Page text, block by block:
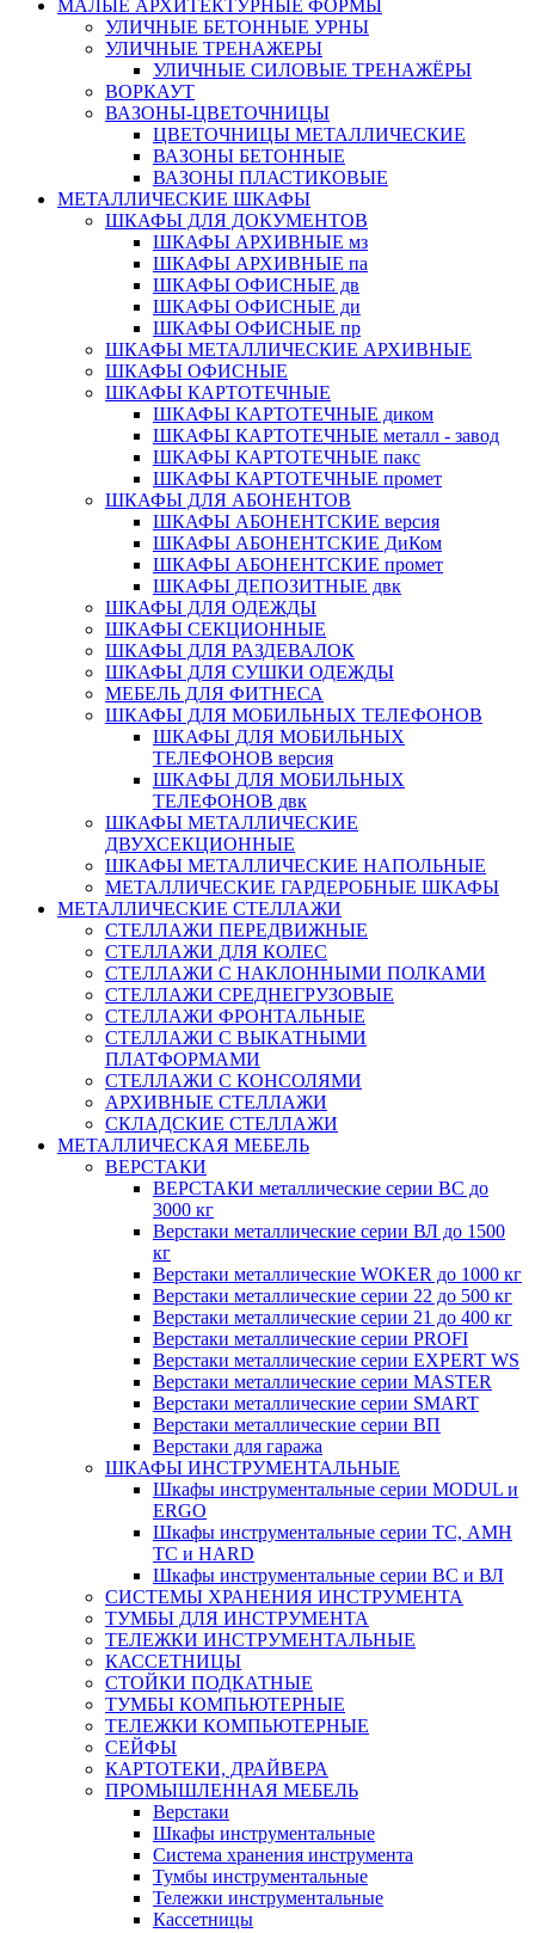
МАЛЫЕ АРХИТЕКТУРНЫЕ ФОРМЫ
УЛИЧНЫЕ БЕТОННЫЕ УРНЫ
УЛИЧНЫЕ ТРЕНАЖЕРЫ
УЛИЧНЫЕ СИЛОВЫЕ ТРЕНАЖЁРЫ
ВОРКАУТ
ВАЗОНЫ-ЦВЕТОЧНИЦЫ
ЦВЕТОЧНИЦЫ МЕТАЛЛИЧЕСКИЕ
ВАЗОНЫ БЕТОННЫЕ
ВАЗОНЫ ПЛАСТИКОВЫЕ
МЕТАЛЛИЧЕСКИЕ ШКАФЫ
ШКАФЫ ДЛЯ ДОКУМЕНТОВ
ШКАФЫ АРХИВНЫЕ мз
ШКАФЫ АРХИВНЫЕ па
ШКАФЫ ОФИСНЫЕ дв
ШКАФЫ ОФИСНЫЕ ди
ШКАФЫ ОФИСНЫЕ пр
ШКАФЫ МЕТАЛЛИЧЕСКИЕ АРХИВНЫЕ
ШКАФЫ ОФИСНЫЕ
ШКАФЫ КАРТОТЕЧНЫЕ
ШКАФЫ КАРТОТЕЧНЫЕ диком
ШКАФЫ КАРТОТЕЧНЫЕ металл - завод
ШКАФЫ КАРТОТЕЧНЫЕ пакс
ШКАФЫ КАРТОТЕЧНЫЕ промет
ШКАФЫ ДЛЯ АБОНЕНТОВ
ШКАФЫ АБОНЕНТСКИЕ версия
ШКАФЫ АБОНЕНТСКИЕ ДиКом
ШКАФЫ АБОНЕНТСКИЕ промет
ШКАФЫ ДЕПОЗИТНЫЕ двк
ШКАФЫ ДЛЯ ОДЕЖДЫ
ШКАФЫ СЕКЦИОННЫЕ
ШКАФЫ ДЛЯ РАЗДЕВАЛОК
ШКАФЫ ДЛЯ СУШКИ ОДЕЖДЫ
МЕБЕЛЬ ДЛЯ ФИТНЕСА
ШКАФЫ ДЛЯ МОБИЛЬНЫХ ТЕЛЕФОНОВ
ШКАФЫ ДЛЯ МОБИЛЬНЫХ
ТЕЛЕФОНОВ версия
ШКАФЫ ДЛЯ МОБИЛЬНЫХ
ТЕЛЕФОНОВ двк
ШКАФЫ МЕТАЛЛИЧЕСКИЕ
ДВУХСЕКЦИОННЫЕ
ШКАФЫ МЕТАЛЛИЧЕСКИЕ НАПОЛЬНЫЕ
МЕТАЛЛИЧЕСКИЕ ГАРДЕРОБНЫЕ ШКАФЫ
МЕТАЛЛИЧЕСКИЕ СТЕЛЛАЖИ
СТЕЛЛАЖИ ПЕРЕДВИЖНЫЕ
СТЕЛЛАЖИ ДЛЯ КОЛЕС
СТЕЛЛАЖИ С НАКЛОННЫМИ ПОЛКАМИ
СТЕЛЛАЖИ СРЕДНЕГРУЗОВЫЕ
СТЕЛЛАЖИ ФРОНТАЛЬНЫЕ
СТЕЛЛАЖИ С ВЫКАТНЫМИ
ПЛАТФОРМАМИ
СТЕЛЛАЖИ С КОНСОЛЯМИ
АРХИВНЫЕ СТЕЛЛАЖИ
СКЛАДСКИЕ СТЕЛЛАЖИ
МЕТАЛЛИЧЕСКАЯ МЕБЕЛЬ
ВЕРСТАКИ
ВЕРСТАКИ металлические серии ВС до
3000 кг
Верстаки металлические серии ВЛ до 1500
кг
Верстаки металлические WOKER до 1000 кг
Верстаки металлические серии 22 до 500 кг
Верстаки металлические серии 21 до 400 кг
Верстаки металлические серии PROFI
Верстаки металлические серии EXPERT WS
Верстаки металлические серии MASTER
Верстаки металлические серии SMART
Верстаки металлические серии ВП
Верстаки для гаража
ШКАФЫ ИНСТРУМЕНТАЛЬНЫЕ
Шкафы инструментальные серии MODUL и
ERGO
Шкафы инструментальные серии ТС, АМН
ТС и HARD
Шкафы инструментальные серии ВС и ВЛ
СИСТЕМЫ ХРАНЕНИЯ ИНСТРУМЕНТА
ТУМБЫ ДЛЯ ИНСТРУМЕНТА
ТЕЛЕЖКИ ИНСТРУМЕНТАЛЬНЫЕ
КАССЕТНИЦЫ
СТОЙКИ ПОДКАТНЫЕ
ТУМБЫ КОМПЬЮТЕРНЫЕ
ТЕЛЕЖКИ КОМПЬЮТЕРНЫЕ
СЕЙФЫ
КАРТОТЕКИ, ДРАЙВЕРА
ПРОМЫШЛЕННАЯ МЕБЕЛЬ
Верстаки
Шкафы инструментальные
Система хранения инструмента
Тумбы инструментальные
Тележки инструментальные
Кассетницы